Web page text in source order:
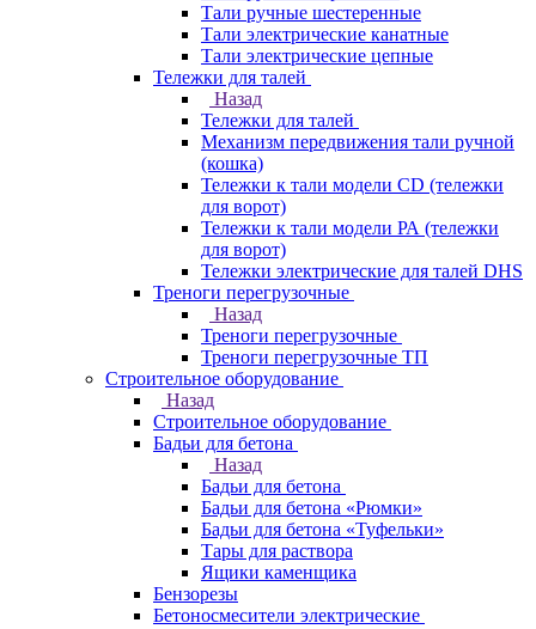
Тали ручные шестеренные
Тали электрические канатные
Тали электрические цепные
Тележки для талей
Назад
Тележки для талей
Механизм передвижения тали ручной
(кошка)
Тележки к тали модели CD (тележки
для ворот)
Тележки к тали модели РА (тележки
для ворот)
Тележки электрические для талей DHS
Треноги перегрузочные
Назад
Треноги перегрузочные
Треноги перегрузочные ТП
Строительное оборудование
Назад
Строительное оборудование
Бадьи для бетона
Назад
Бадьи для бетона
Бадьи для бетона «Рюмки»
Бадьи для бетона «Туфельки»
Тары для раствора
Ящики каменщика
Бензорезы
Бетоносмесители электрические